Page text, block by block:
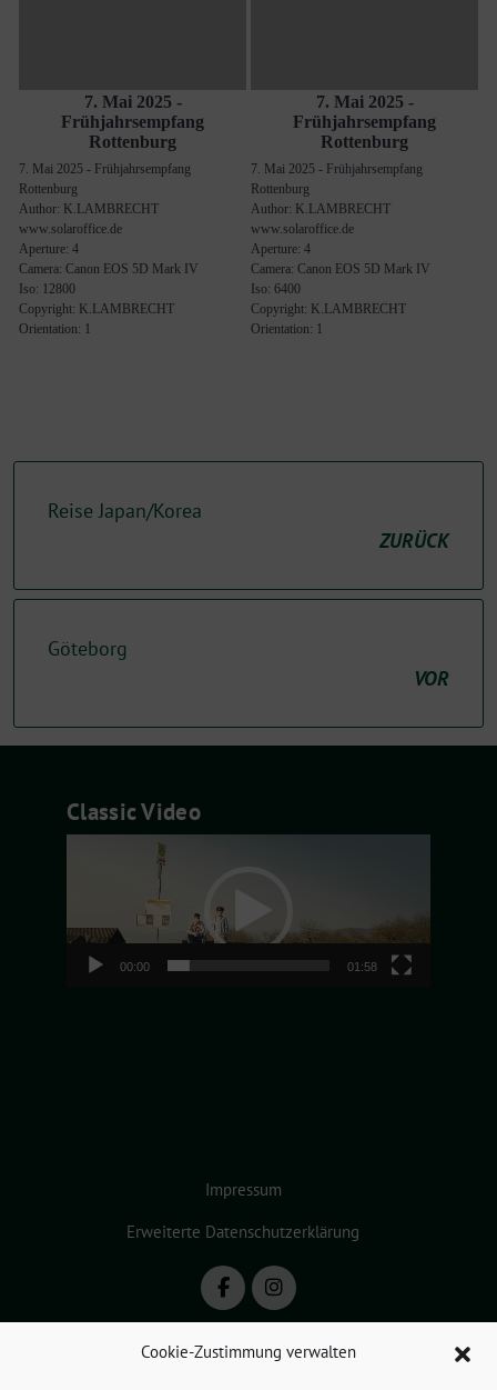
Cookie-Zustimmung verwalten
7. Mai 2025 -
Frühjahrsempfang
Rottenburg
7. Mai 2025 - Frühjahrsempfang
Rottenburg
Author: K.LAMBRECHT
www.solaroffice.de
Aperture: 4
Camera: Canon EOS 5D Mark IV
Iso: 12800
Copyright: K.LAMBRECHT
Orientation: 1
7. Mai 2025 -
Frühjahrsempfang
Rottenburg
7. Mai 2025 - Frühjahrsempfang
Rottenburg
Author: K.LAMBRECHT
www.solaroffice.de
Aperture: 4
Camera: Canon EOS 5D Mark IV
Iso: 6400
Copyright: K.LAMBRECHT
Orientation: 1
Reise Japan/Korea
ZURÜCK
Göteborg
VOR
Classic Video
00:00 01:58
Impressum
Erweiterte Datenschutzerklärung